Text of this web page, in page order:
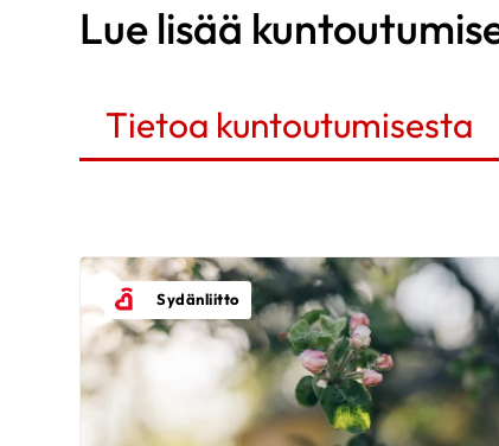
Lue lisää
Tietoa kuntoutumisesta
Sydänliitto